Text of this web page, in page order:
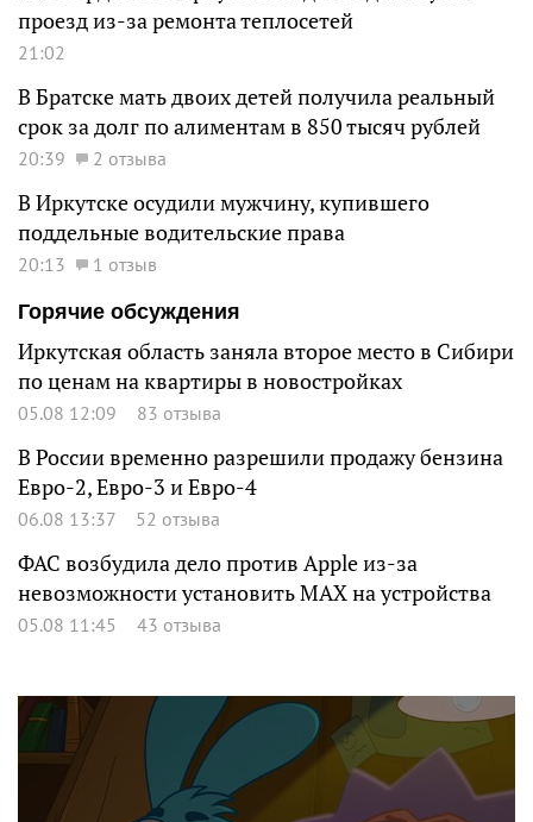
проезд из-за ремонта теплосетей
21:02
В Братске мать двоих детей получила реальный
срок за долг по алиментам в 850 тысяч рублей
20:39 2 отзыва
В Иркутске осудили мужчину, купившего
поддельные водительские права
20:13
1 отзыв
Горячие обсуждения
Иркутская область заняла второе место в Сибири
по ценам на квартиры в новостройках
05.08 12:09 83 отзыва
В России временно разрешили продажу бензина
Евро-2, Евро-3 и Евро-4
06.08 13:37 52 отзыва
ФАС возбудила дело против Apple из-за
невозможности установить MAX на устройства
05.08 11:45 43 отзыва